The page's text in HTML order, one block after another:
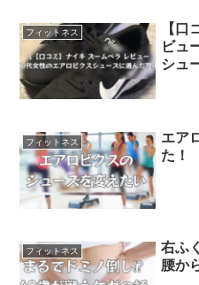
フィットネス
【口
ビュ
シュ
フィットネス
エア
た！
フィットネス
右ふ
腰か